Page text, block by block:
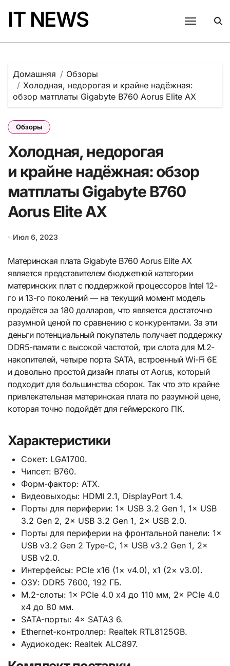
содержанию
IT NEWS
Домашняя
Обзоры
Холодная, недорогая и крайне надёжная:
обзор матплаты Gigabyte B760 Aorus Elite AX
Обзоры
Холодная, недорогая
и крайне надёжная: обзор
матплаты Gigabyte B760
Aorus Elite AX
Июл 6, 2023
Материнская плата Gigabyte B760 Aorus Elite AX
является представителем бюджетной категории
материнских плат с поддержкой процессоров Intel 12-
го и 13-го поколений — на текущий момент модель
продаётся за 180 долларов, что является достаточно
разумной ценой по сравнению с конкурентами. За эти
деньги потенциальный покупатель получает поддержку
DDR5-памяти с высокой частотой, три слота для М.2-
накопителей, четыре порта SATA, встроенный Wi-Fi 6E
и довольно простой дизайн платы от Aorus, который
подходит для большинства сборок. Так что это крайне
привлекательная материнская плата по разумной цене,
которая точно подойдёт для геймерского ПК.
Характеристики
Сокет: LGA1700.
Чипсет: B760.
Форм-фактор: ATX.
Видеовыходы: HDMI 2.1, DisplayPort 1.4.
Порты для периферии: 1× USB 3.2 Gen 1, 1× USB
3.2 Gen 2, 2× USB 3.2 Gen 1, 2× USB 2.0.
Порты для периферии на фронтальной панели: 1×
USB v3.2 Gen 2 Type-C, 1× USB v3.2 Gen 1, 2×
USB v2.0.
Интерфейсы: PCIe x16 (1× v4.0), x1 (2× v3.0).
ОЗУ: DDR5 7600, 192 ГБ.
М.2-слоты: 1× PCIe 4.0 x4 до 110 мм, 2× PCIe 4.0
x4 до 80 мм.
SATA-порты: 4× SATA3 6.
Ethernet-контроллер: Realtek RTL8125GB.
Аудиокодек: Realtek ALC897.